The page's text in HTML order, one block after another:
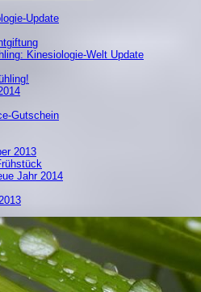
Update
Kinesiologie-Welt Update
Gutschein
2013
Jahr 2014